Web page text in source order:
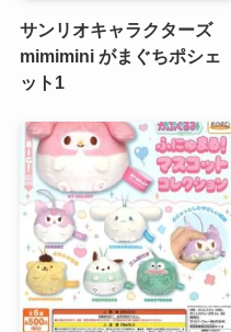
サンリオキャラクターズ
mimimini がまぐちポシェ
ット1